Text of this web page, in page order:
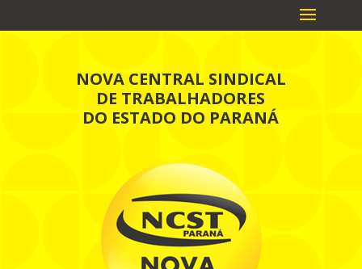
NOVA CENTRAL SINDICAL
DE TRABALHADORES
DO ESTADO DO PARANÁ